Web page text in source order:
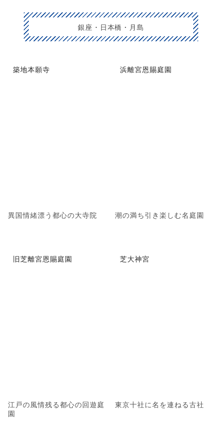
銀座・日本橋・月島
築地本願寺
異国情緒漂う都心の大寺院
浜離宮恩賜庭園
潮の満ち引き楽しむ名庭園
旧芝離宮恩賜庭園
江戸の風情残る都心の回遊庭
園
芝大神宮
東京十社に名を連ねる古社